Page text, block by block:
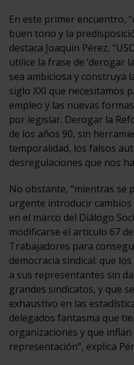
En este primer encuentro,
buen tono y la
destaca Joaquín Pérez,
utilice la frase de ‘derogar
sea ambiciosa y construya
siglo XXI que necesitamos
empleo y las nuevas
por legislar. Derogar la
de los años 90, sin
temporalidad, los falsos
desregulaciones que nos
No obstante, “mientras se
urgente introducir cambios
en el marco del Diálogo
modificarse el artículo 67
Trabajadores para
democracia sindical: que
a sus representantes sin
grandes sindicatos, y que
exhaustivo en las
delegados fantasma que
organizaciones y que inflan
representación”, explica